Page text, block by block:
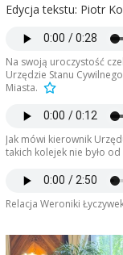
Edycja tekstu: Piotr
Na swoją uroczystość
Urzędzie Stanu
Miasta.
Jak mówi kierownik
takich kolejek nie było
Relacja Weroniki